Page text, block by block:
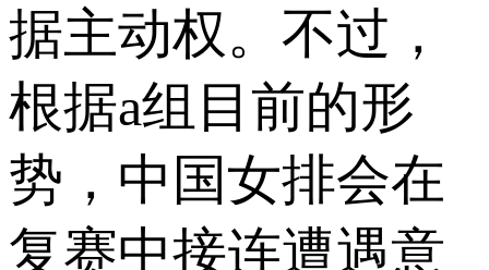
据主动权。不过，
根据a组目前的形
势，中国女排会在
复赛中接连遭遇意